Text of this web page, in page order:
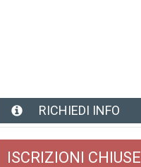
RICHIEDI INFO
ISCRIZIONI CHIUSE